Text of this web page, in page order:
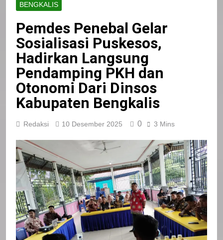
BENGKALIS
Pemdes Penebal Gelar
Sosialisasi Puskesos,
Hadirkan Langsung
Pendamping PKH dan
Otonomi Dari Dinsos
Kabupaten Bengkalis
Redaksi 10 Desember 2025 0 3 Mins